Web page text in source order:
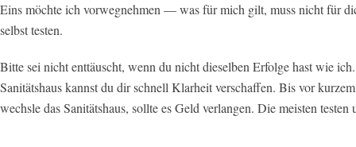
Eins möchte ich vorwegnehmen — was für mich gilt, muss nicht für
selbst testen.
Bitte sei nicht enttäuscht, wenn du nicht dieselben Erfolge hast wie
Sanitätshaus kannst du dir schnell Klarheit verschaffen. Bis vor
wechsle das Sanitätshaus, sollte es Geld verlangen. Die meisten testen